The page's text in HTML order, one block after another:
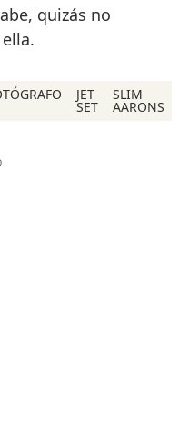
quizás no
JET
SET
SLIM
AARONS